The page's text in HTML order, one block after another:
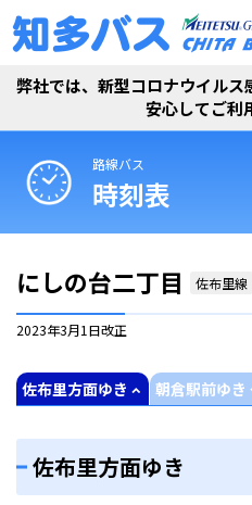
弊社では、新型コロナウイルス
安心してご利
路線バス
時刻表
にしの台二丁目 佐布里線
2023年3月1日改正
佐布里方面ゆき 朝倉駅前ゆき
佐布里方面ゆき